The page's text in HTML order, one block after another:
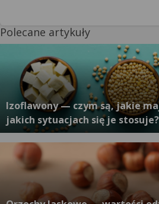
Polecane artykuły
Izoflawony — czym są, jakie
jakich sytuacjach się je stosuje?